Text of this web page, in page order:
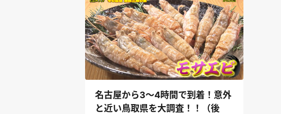
名古屋から3～4時間で到着！意外
と近い鳥取県を大調査！！（後